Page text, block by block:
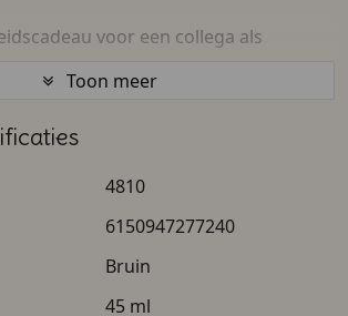
voor een collega als
als bedankje voor
bedankje. Of het nu gaat om het
een eindejaars bedankje voor
met deze frisse en lekkere attentie
mis. Het is een origineel bedankje
Toon meer
4810
6150947277240
Bruin
45 ml